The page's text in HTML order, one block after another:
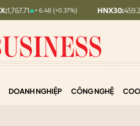
+ 6.48 (+0.37%) HNX30: 459.22 + 5.73
DOANH NGHIỆP CÔNG NGHỆ